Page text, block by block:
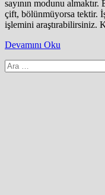
sayının modunu
çift, bölünmüyorsa tektir.
işlemini araştırabilirsiniz.
Devamını Oku
Arama
yap: